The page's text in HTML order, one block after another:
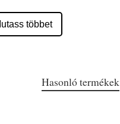
többet
Hasonló termékek